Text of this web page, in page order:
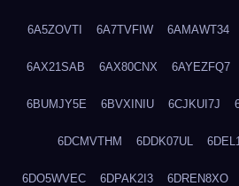
6A5ZOVTI 6A7TVFIW 6AMAWT34
6AX21SAB 6AX80CNX 6AYEZFQ7
6BUMJY5E 6BVXINIU 6CJKUI7J
6DCMVTHM 6DDK07UL
6DO5WVEC 6DPAK2I3 6DREN8XO